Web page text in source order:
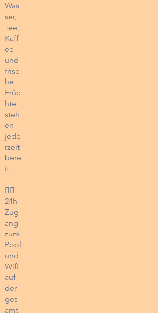
Was
ser,
Tee,
Kaff
ee
und
frisc
he
Früc
hte
steh
en
jede
rzeit
bere
it.
🏊‍♀️
24h
Zug
ang
zum
Pool
und
Wifi
auf
der
ges
amt